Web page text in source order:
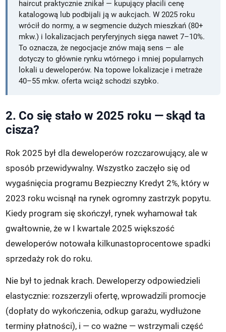
haircut praktycznie znikał — kupujący płacili cenę
katalogową lub podbijali ją w aukcjach. W 2025 roku
wrócił do normy, a w segmencie dużych mieszkań (80+
mkw.) i lokalizacjach peryferyjnych sięga nawet 7–10%.
To oznacza, że negocjacje znów mają sens — ale
dotyczy to głównie rynku wtórnego i mniej popularnych
lokali u deweloperów. Na topowe lokalizacje i metraże
40–55 mkw. oferta wciąż schodzi szybko.
2. Co się stało w 2025 roku — skąd ta
cisza?
Rok 2025 był dla deweloperów rozczarowujący, ale w
sposób przewidywalny. Wszystko zaczęło się od
wygaśnięcia programu Bezpieczny Kredyt 2%, który w
2023 roku wcisnął na rynek ogromny zastrzyk popytu.
Kiedy program się skończył, rynek wyhamował tak
gwałtownie, że w I kwartale 2025 większość
deweloperów notowała kilkunastoprocentowe spadki
sprzedaży rok do roku.
Nie był to jednak krach. Deweloperzy odpowiedzieli
elastycznie: rozszerzyli ofertę, wprowadzili promocje
(dopłaty do wykończenia, odkup garażu, wydłużone
terminy płatności), i — co ważne — wstrzymali część